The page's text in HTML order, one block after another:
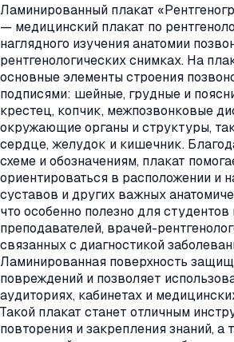
Ламинированный плакат
— медицинский плакат по
наглядного изучения анатомии
рентгенологических снимках. На
основные элементы строения
подписями: шейные, грудные и
крестец, копчик, межпозвонковые
окружающие органы и структуры,
сердце, желудок и кишечник.
схеме и обозначениям, плакат
ориентироваться в расположении и
суставов и других важных
что особенно полезно для
преподавателей, врачей-
связанных с диагностикой
Ламинированная поверхность
повреждений и позволяет
аудиториях, кабинетах и
Такой плакат станет отличным
повторения и закрепления знаний, а